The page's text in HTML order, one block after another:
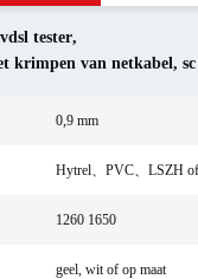
tester,
krimpen van netkabel,
0,9 mm
Hytrel、PVC、LSZH of
1260 1650
geel, wit of op maat